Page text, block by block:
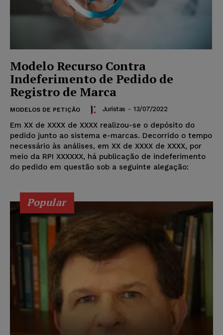
Modelo Recurso Contra
Indeferimento de Pedido de
Registro de Marca
MODELOS DE PETIÇÃO Juristas - 13/07/2022
Em XX de XXXX de XXXX realizou-se o depósito do
pedido junto ao sistema e-marcas. Decorrido o tempo
necessário às análises, em XX de XXXX de XXXX, por
meio da RPI XXXXXX, há publicação de indeferimento
do pedido em questão sob a seguinte alegação:
Popular